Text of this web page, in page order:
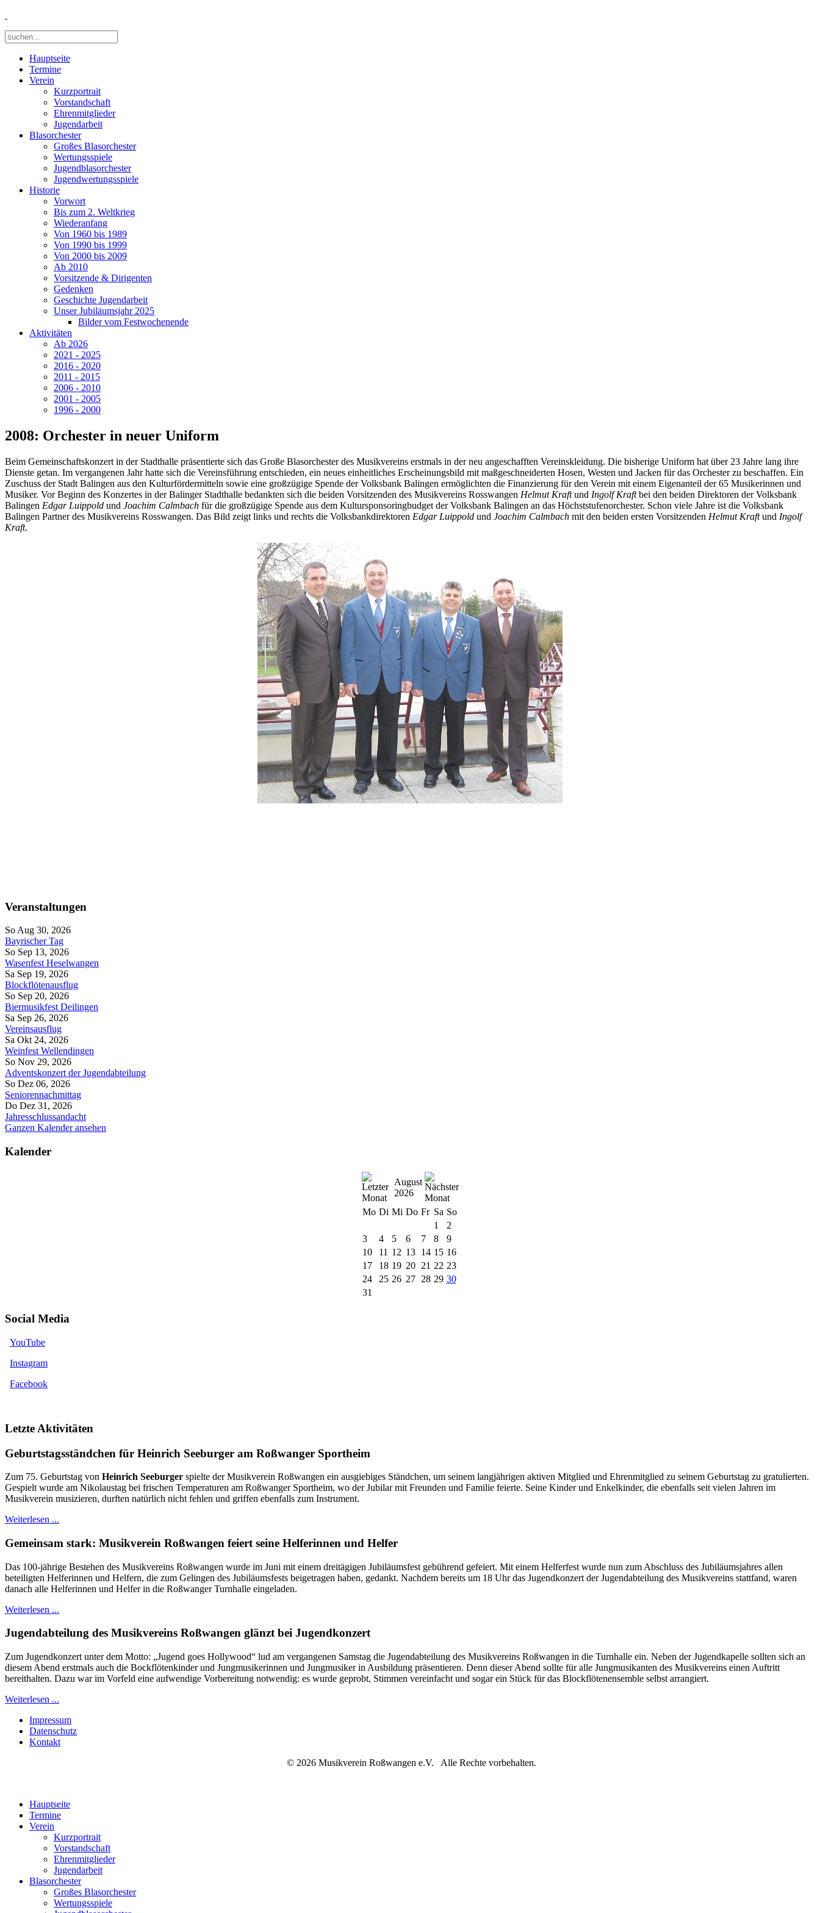
Hauptseite
Termine
Verein
Kurzportrait
Vorstandschaft
Ehrenmitglieder
Jugendarbeit
Blasorchester
Großes Blasorchester
Wertungsspiele
Jugendblasorchester
Jugendwertungsspiele
Historie
Vorwort
Bis zum 2. Weltkrieg
Wiederanfang
Von 1960 bis 1989
Von 1990 bis 1999
Von 2000 bis 2009
Ab 2010
Vorsitzende & Dirigenten
Gedenken
Geschichte Jugendarbeit
Unser Jubiläumsjahr 2025
Bilder vom Festwochenende
Aktivitäten
Ab 2026
2021 - 2025
2016 - 2020
2011 - 2015
2006 - 2010
2001 - 2005
1996 - 2000
2008: Orchester in neuer Uniform
Beim Gemeinschaftskonzert in der Stadthalle präsentierte sich das Große Blasorchester des Musikvereins erstmals in der neu angeschafften Vereinskleidung. Die bisherige Uniform hat über 23 Jahre lang ihre
Dienste getan. Im vergangenen Jahr hatte sich die Vereinsführung entschieden, ein neues einheitliches Erscheinungsbild mit maßgeschneiderten Hosen, Westen und Jacken für das Orchester zu beschaffen. Ein
Zuschuss der Stadt Balingen aus den Kulturfördermitteln sowie eine großzügige Spende der Volksbank Balingen ermöglichten die Finanzierung für den Verein mit einem Eigenanteil der 65 Musikerinnen und
Musiker. Vor Beginn des Konzertes in der Balinger Stadthalle bedankten sich die beiden Vorsitzenden des Musikvereins Rosswangen Helmut Kraftund Ingolf Kraftbei den beiden Direktoren der Volksbank
Balingen Edgar Luippold und Joachim Calmbach für die großzügige Spende aus dem Kultursponsoringbudget der Volksbank Balingen an das Höchststufenorchester. Schon viele Jahre ist die Volksbank
Balingen Partner des Musikvereins Rosswangen. Das Bild zeigt links und rechts die Volksbankdirektoren Edgar Luippold und Joachim Calmbach mit den beiden ersten Vorsitzenden Helmut Kraftund Ingolf
Kraft.
Veranstaltungen
So Aug 30, 2026
Bayrischer Tag
So Sep 13, 2026
Wasenfest Heselwangen
Sa Sep 19, 2026
Blockflötenausflug
So Sep 20, 2026
Biermusikfest Deilingen
Sa Sep 26, 2026
Vereinsausflug
Sa Okt 24, 2026
Weinfest Wellendingen
So Nov 29, 2026
Adventskonzert der Jugendabteilung
So Dez 06, 2026
Seniorennachmittag
Do Dez 31, 2026
Jahresschlussandacht
Ganzen Kalender ansehen
Kalender
August
2026
Mo Di Mi Do Fr Sa So
1
2
3
4 5 6 7 8
9
10
11 12 13 14 15 16
17
18 19 20 21 22 23
24
25 26 27 28 29 30
31
Social Media
YouTube
Instagram
Facebook
Letzte Aktivitäten
Geburtstagsständchen für Heinrich Seeburger am Roßwanger Sportheim
Zum 75. Geburtstag von Heinrich Seeburger spielte der Musikverein Roßwangen ein ausgiebiges Ständchen, um seinem langjährigen aktiven Mitglied und Ehrenmitglied zu seinem Geburtstag zu gratulierten.
Gespielt wurde am Nikolaustag bei frischen Temperaturen am Roßwanger Sportheim, wo der Jubilar mit Freunden und Familie feierte. Seine Kinder und Enkelkinder, die ebenfalls seit vielen Jahren im
Musikverein musizieren, durften natürlich nicht fehlen und griffen ebenfalls zum Instrument.
Weiterlesen ...
Gemeinsam stark: Musikverein Roßwangen feiert seine Helferinnen und Helfer
Das 100-jährige Bestehen des Musikvereins Roßwangen wurde im Juni mit einem dreitägigen Jubiläumsfest gebührend gefeiert. Mit einem Helferfest wurde nun zum Abschluss des Jubiläumsjahres allen
beteiligten Helferinnen und Helfern, die zum Gelingen des Jubiläumsfests beigetragen haben, gedankt. Nachdem bereits um 18 Uhr das Jugendkonzert der Jugendabteilung des Musikvereins stattfand, waren
danach alle Helferinnen und Helfer in die Roßwanger Turnhalle eingeladen.
Weiterlesen ...
Jugendabteilung des Musikvereins Roßwangen glänzt bei Jugendkonzert
Zum Jugendkonzert unter dem Motto: „Jugend goes Hollywood“ lud am vergangenen Samstag die Jugendabteilung des Musikvereins Roßwangen in die Turnhalle ein. Neben der Jugendkapelle sollten sich an
diesem Abend erstmals auch die Bockflötenkinder und Jungmusikerinnen und Jungmusiker in Ausbildung präsentieren. Denn dieser Abend sollte für alle Jungmusikanten des Musikvereins einen Auftritt
bereithalten. Dazu war im Vorfeld eine aufwendige Vorbereitung notwendig: es wurde geprobt, Stimmen vereinfacht und sogar ein Stück für das Blockflötenensemble selbst arrangiert.
Weiterlesen ...
Impressum
Datenschutz
Kontakt
© 2026 Musikverein Roßwangen e.V. Alle Rechte vorbehalten.
Hauptseite
Termine
Verein
Kurzportrait
Vorstandschaft
Ehrenmitglieder
Jugendarbeit
Blasorchester
Großes Blasorchester
Wertungsspiele